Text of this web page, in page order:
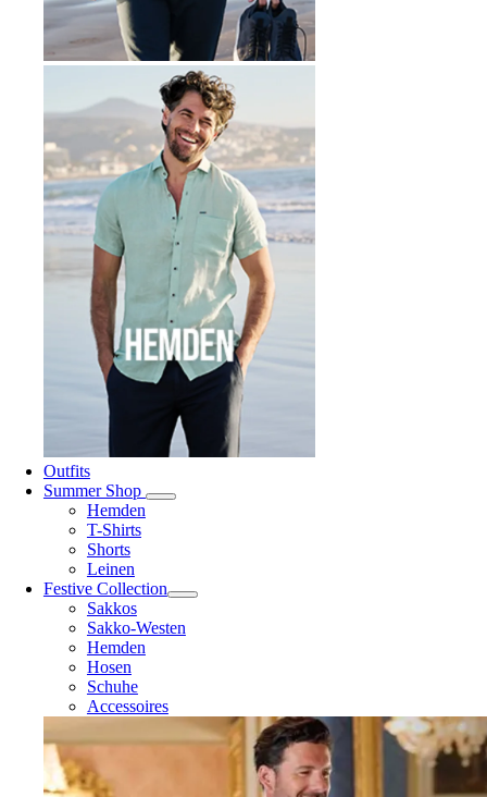
Outfits
Summer Shop
Hemden
T-Shirts
Shorts
Leinen
Festive Collection
Sakkos
Sakko-Westen
Hemden
Hosen
Schuhe
Accessoires